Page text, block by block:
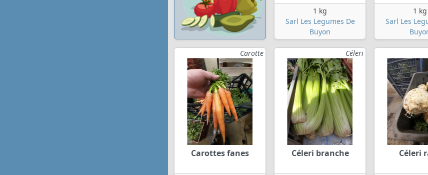
1 kg
Sarl Les Legumes De
Buyon
1 kg
Sarl Les
Carotte
Carottes fanes
Céleri
Céleri branche Céleri